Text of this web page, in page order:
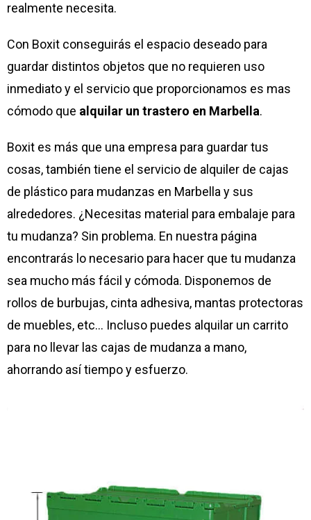
realmente necesita.
Con Boxit conseguirás el espacio deseado para
guardar distintos objetos que no requieren uso
inmediato y el servicio que proporcionamos es mas
cómodo que alquilar un trastero en Marbella.
Boxit es más que una empresa para guardar tus
cosas, también tiene el servicio de alquiler de cajas
de plástico para mudanzas en Marbella y sus
alrededores. ¿Necesitas material para embalaje para
tu mudanza? Sin problema. En nuestra página
encontrarás lo necesario para hacer que tu mudanza
sea mucho más fácil y cómoda. Disponemos de
rollos de burbujas, cinta adhesiva, mantas protectoras
de muebles, etc… Incluso puedes alquilar un carrito
para no llevar las cajas de mudanza a mano,
ahorrando así tiempo y esfuerzo.